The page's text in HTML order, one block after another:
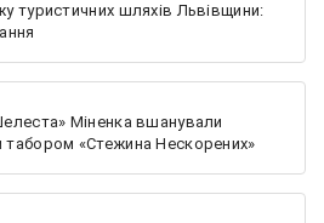
туристичних шляхів Львівщини:
Міненка вшанували
«Стежина Нескорених»